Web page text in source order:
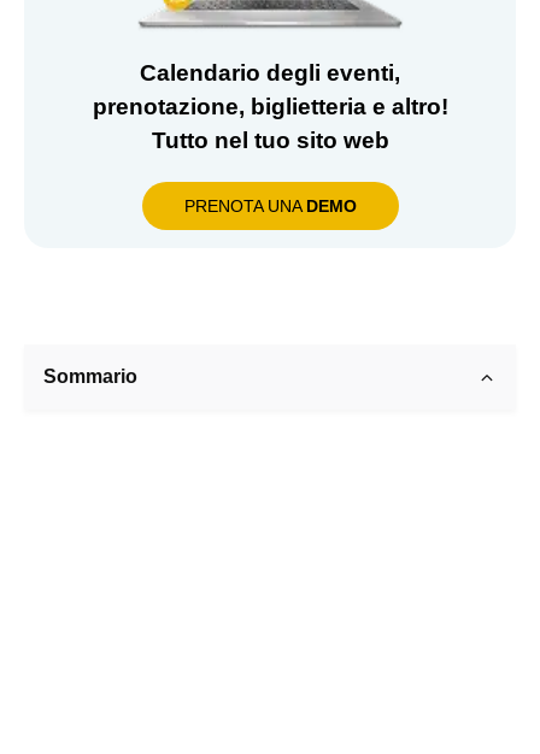
Calendario degli eventi,
prenotazione, biglietteria e altro!
Tutto nel tuo sito web
PRENOTA UNA DEMO
Sommario